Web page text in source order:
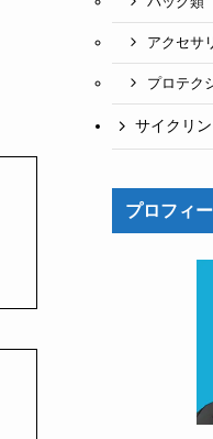
アクセサ
プロテク
サイクリ
プロフィ